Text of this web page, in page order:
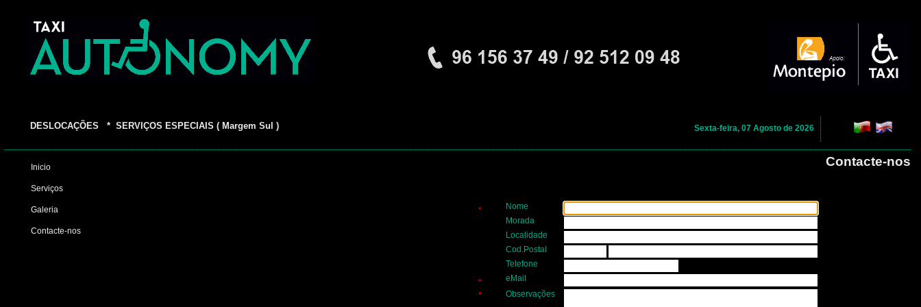
DESLOCAÇÕES * SERVIÇOS ESPECIAIS ( Margem Sul ) Sexta-feira, 07 Agosto de 2026
Inicio
Serviços
Contacte-nos
Galeria
Contacte-nos
Observações
*
*
*
Cod.Postal
Localidade
Morada
Telefone
Nome
eMail